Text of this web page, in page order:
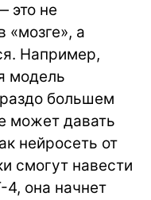
это не
«мозге», а
Например,
модель
большем
может давать
нейросеть от
смогут навести
4, она начнет